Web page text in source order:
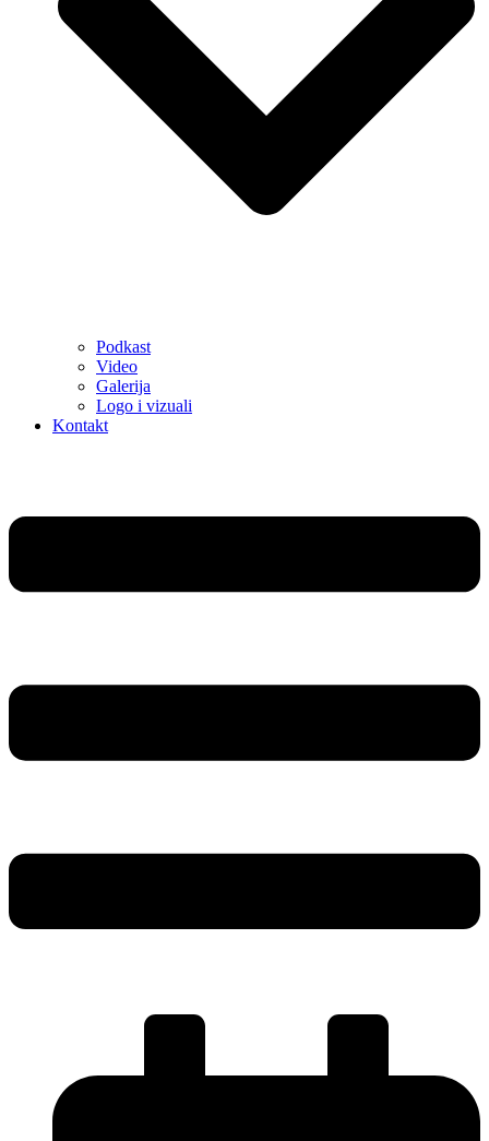
Podkast
Video
Galerija
Logo i vizuali
Kontakt